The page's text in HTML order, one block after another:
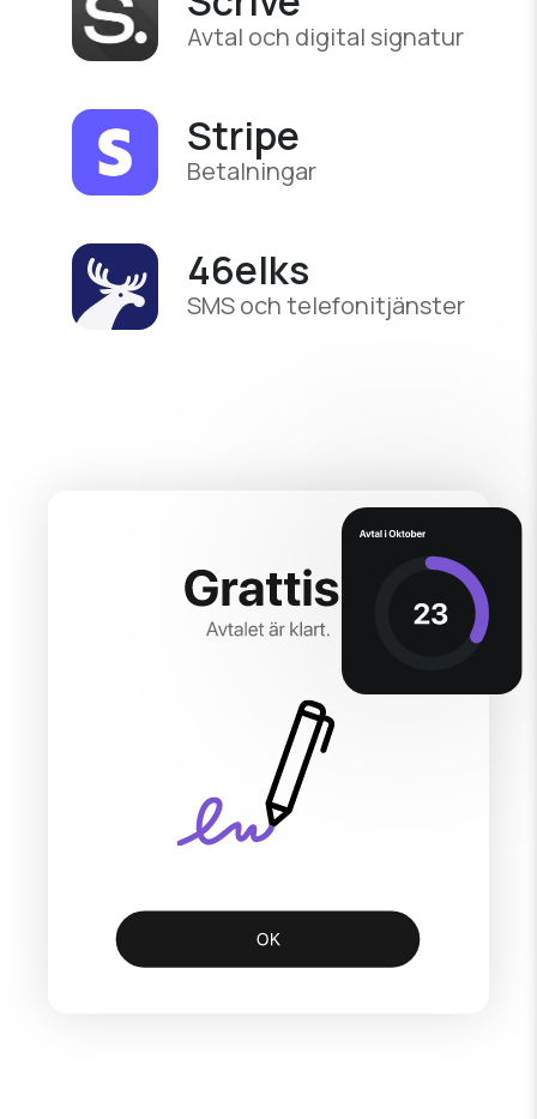
Avtal och digital signatur
Stripe
Betalningar
46elks
SMS och telefonitjänster